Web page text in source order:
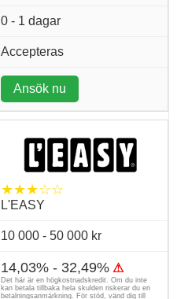
0 - 1 dagar
Accepteras
Ansök nu
★★★☆☆
L'EASY
10 000 - 50 000 kr
14,03% - 32,49% ⚠
Det här är en högkostnadskredit. Om du inte
kan betala tillbaka hela skulden riskerar du en
betalningsanmärkning. För stöd, vänd dig till